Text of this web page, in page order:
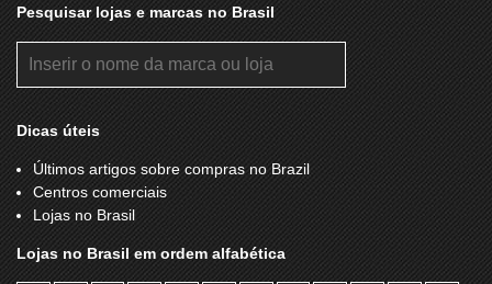
Pesquisar lojas e marcas no Brasil
Dicas úteis
Últimos artigos sobre compras no Brazil
Centros comerciais
Lojas no Brasil
Lojas no Brasil em ordem alfabética